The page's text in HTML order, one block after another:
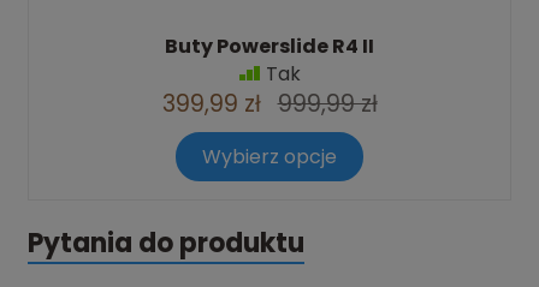
Buty Powerslide R4 II
Tak
399,99 zł 999,99 zł
Wybierz opcje
Pytania do produktu